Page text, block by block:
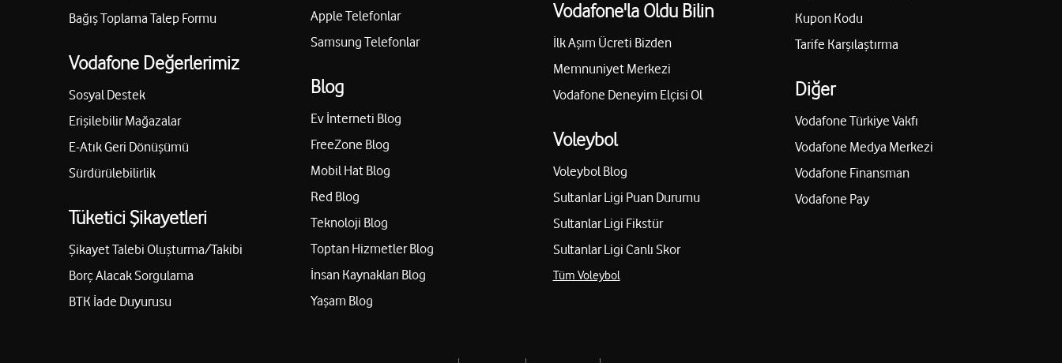
Bağış Toplama Talep Formu
Vodafone Değerlerimiz
Sosyal Destek
Erişilebilir Mağazalar
E-Atık Geri Dönüşümü
Sürdürülebilirlik
Tüketici Şikayetleri
Şikayet Talebi Oluşturma/Takibi
Borç Alacak Sorgulama
BTK İade Duyurusu
Apple Telefonlar
Samsung Telefonlar
Blog
Ev İnterneti Blog
FreeZone Blog
Mobil Hat Blog
Red Blog
Teknoloji Blog
Toptan Hizmetler Blog
İnsan Kaynakları Blog
Yaşam Blog
Vodafone'la Oldu Bilin
İlk Aşım Ücreti Bizden
Memnuniyet Merkezi
Vodafone Deneyim Elçisi Ol
Voleybol
Voleybol Blog
Sultanlar Ligi Puan Durumu
Sultanlar Ligi Fikstür
Sultanlar Ligi Canlı Skor
Tüm Voleybol
Kupon Kodu
Tarife Karşılaştırma
Diğer
Vodafone Türkiye Vakfı
Vodafone Medya Merkezi
Vodafone Finansman
Vodafone Pay